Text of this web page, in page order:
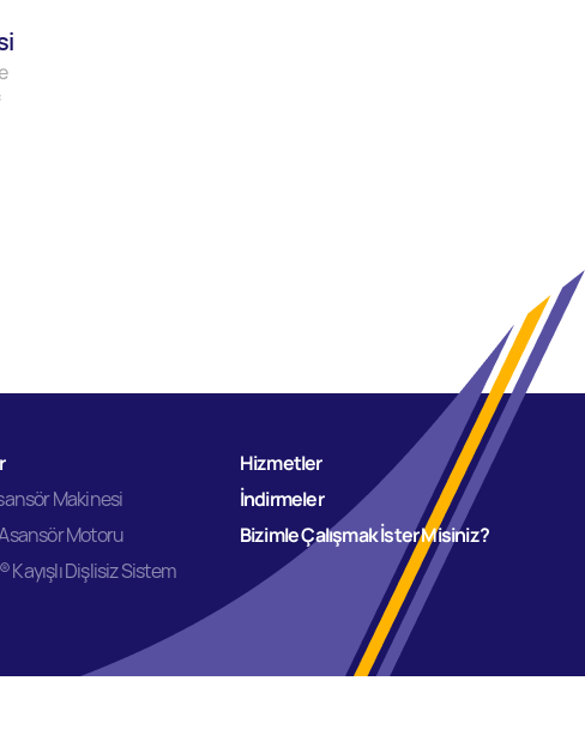
Makinesi
Motoru
Kayışlı Dişlisiz Sistem
Hizmetler
İndirmeler
Bizimle Çalışmak İster Misiniz?